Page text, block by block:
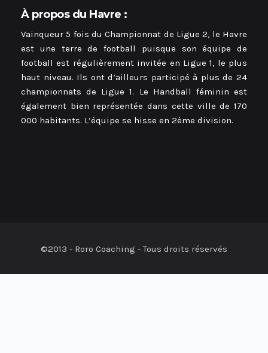
À propos du Havre :
Vainqueur 5 fois du Championnat de Ligue 2, le Havre
est une terre de football puisque son équipe de
football est régulièrement invitée en Ligue 1, le plus
haut niveau. Ils ont d’ailleurs participé à plus de 24
championnats de Ligue 1. Le Handball féminin est
également bien représentée dans cette ville de 170
000 habitants. L’équipe se hisse en 2ème division.
©2013 - Roro Coaching - Tous droits réservés